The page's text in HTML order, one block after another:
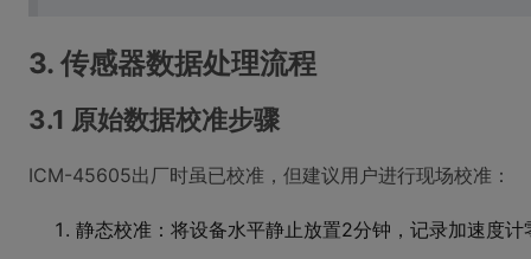
3. 传感器数据处理流程
3.1 原始数据校准步骤
ICM-45605出厂时虽已校准，但建议用户进行现场校准：
静态校准：将设备水平静止放置2分钟，记录加速度计